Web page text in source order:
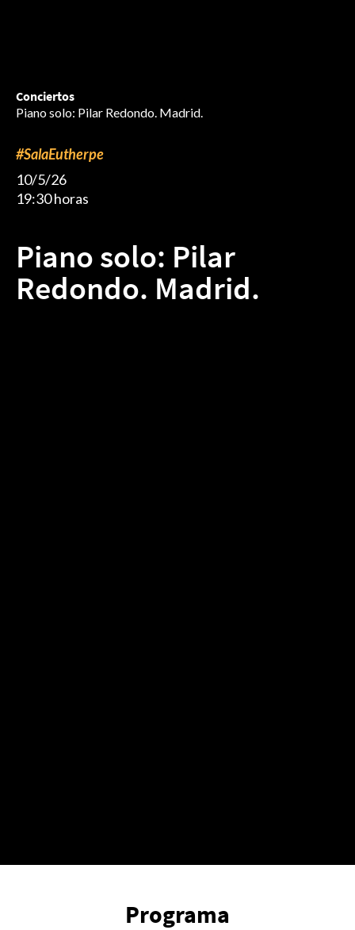
Conciertos
Piano solo: Pilar Redondo. Madrid.
#SalaEutherpe
10/5/26
19:30 horas
Piano solo: Pilar
Redondo. Madrid.
Programa